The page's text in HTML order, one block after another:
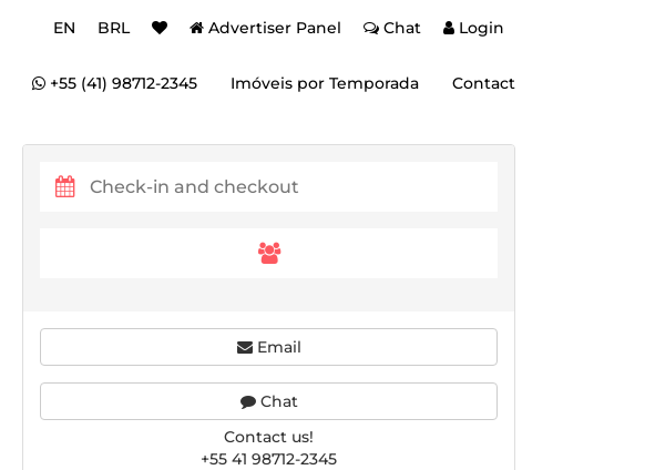
EN BRL Advertiser Panel Chat Login
+55 (41) 98712-2345 Imóveis por Temporada Contact
Email
Chat
Contact us!
+55 41 98712-2345